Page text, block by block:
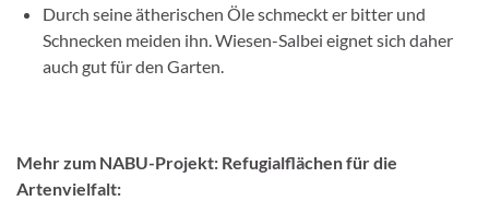
Durch seine ätherischen Öle schmeckt er bitter und
Schnecken meiden ihn. Wiesen-Salbei eignet sich daher
auch gut für den Garten.
Mehr zum NABU-Projekt: Refugialflächen für die
Artenvielfalt: